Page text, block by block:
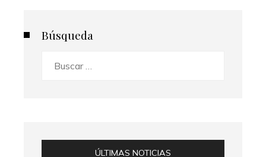
Búsqueda
ÚLTIMAS NOTICIAS